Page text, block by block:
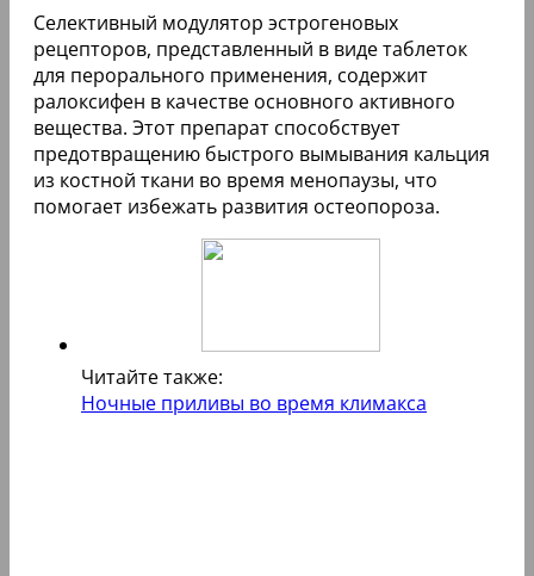
Селективный модулятор эстрогеновых
рецепторов, представленный в виде таблеток
для перорального применения, содержит
ралоксифен в качестве основного активного
вещества. Этот препарат способствует
предотвращению быстрого вымывания кальция
из костной ткани во время менопаузы, что
помогает избежать развития остеопороза.
Читайте также:
Ночные приливы во время климакса